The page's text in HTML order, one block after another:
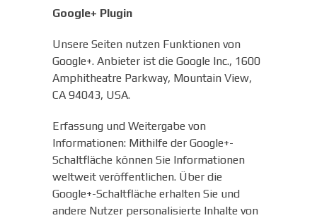
Google+ Plugin
Unsere Seiten nutzen Funktionen von
Google+. Anbieter ist die Google Inc., 1600
Amphitheatre Parkway, Mountain View,
CA 94043, USA.
Erfassung und Weitergabe von
Informationen: Mithilfe der Google+-
Schaltfläche können Sie Informationen
weltweit veröffentlichen. Über die
Google+-Schaltfläche erhalten Sie und
andere Nutzer personalisierte Inhalte von